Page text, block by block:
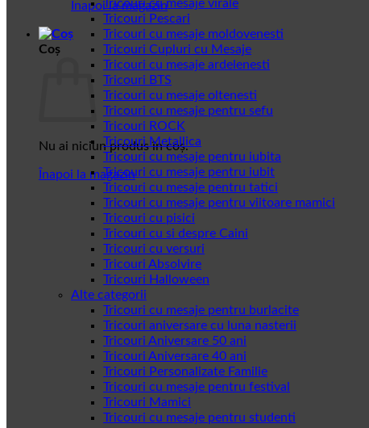
Înapoi la magazin
Coș
Nu ai niciun produs în coș.
Înapoi la magazin
Tricouri cu mesaje virale
Tricouri Pescari
Tricouri cu mesaje moldovenesti
Tricouri Cupluri cu Mesaje
Tricouri cu mesaje ardelenesti
Tricouri BTS
Tricouri cu mesaje oltenesti
Tricouri cu mesaje pentru sefu
Tricouri ROCK
Tricouri Metallica
Tricouri cu mesaje pentru iubita
Tricouri cu mesaje pentru iubit
Tricouri cu mesaje pentru tatici
Tricouri cu mesaje pentru viitoare mamici
Tricouri cu pisici
Tricouri cu si despre Caini
Tricouri cu versuri
Tricouri Absolvire
Tricouri Halloween
Alte categorii
Tricouri cu mesaje pentru burlacite
Tricouri aniversare cu luna nasterii
Tricouri Aniversare 50 ani
Tricouri Aniversare 40 ani
Tricouri Personalizate Familie
Tricouri cu mesaje pentru festival
Tricouri Mamici
Tricouri cu mesaje pentru studenti